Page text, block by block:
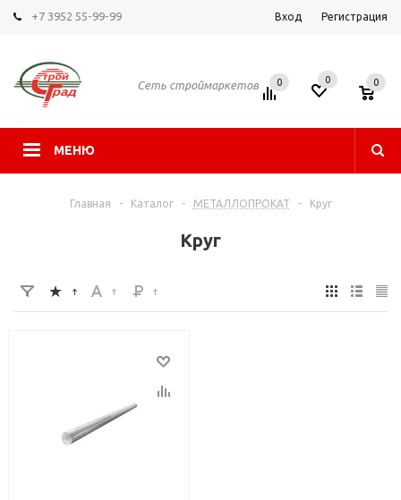
+7 3952 55-99-99 Вход Регистрация
Сеть строймаркетов
МЕНЮ
0 0 0
Главная - Каталог - МЕТАЛЛОПРОКАТ - Круг
Круг